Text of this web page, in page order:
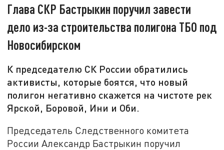
Глава СКР Бастрыкин поручил завести
дело из-за строительства полигона ТБО под
Новосибирском
К председателю СК России обратились
активисты, которые боятся, что новый
полигон негативно скажется на чистоте рек
Ярской, Боровой, Ини и Оби.
Председатель Следственного комитета
России Александр Бастрыкин поручил